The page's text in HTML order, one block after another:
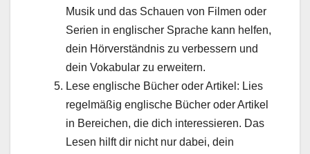
Musik und das Schauen von Filmen oder
Serien in englischer Sprache kann helfen,
dein Hörverständnis zu verbessern und
dein Vokabular zu erweitern.
Lese englische Bücher oder Artikel: Lies
regelmäßig englische Bücher oder Artikel
in Bereichen, die dich interessieren. Das
Lesen hilft dir nicht nur dabei, dein